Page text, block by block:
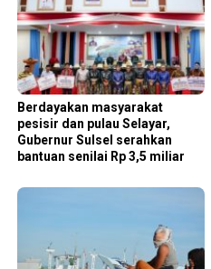
Berdayakan masyarakat
pesisir dan pulau Selayar,
Gubernur Sulsel serahkan
bantuan senilai Rp 3,5 miliar